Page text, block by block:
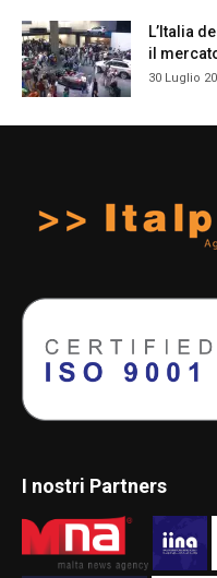
L’Italia
il
30 Luglio
I nostri Partners